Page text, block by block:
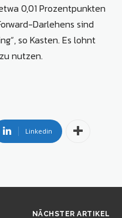
0,01 Prozentpunkten
Darlehens sind
so Kasten. Es lohnt
nutzen.
Linkedin
NÄCHSTER ARTIKEL